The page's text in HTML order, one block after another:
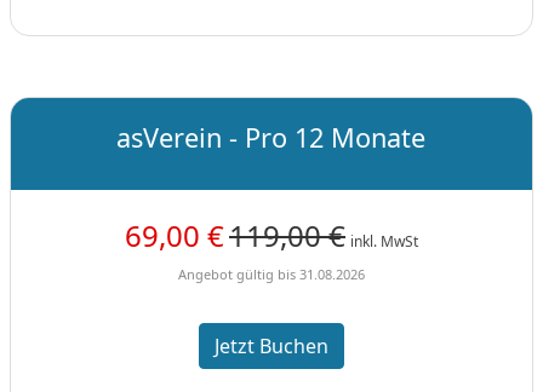
asVerein - Pro 12 Monate
69,00 €119,00 € inkl. MwSt
Angebot gültig bis 31.08.2026
Jetzt Buchen